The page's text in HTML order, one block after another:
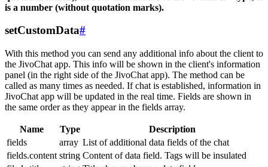
is a number (without quotation marks).
setCustomData#
With this method you can send any additional info about the client to
the JivoChat app. This info will be shown in the client's information
panel (in the right side of the JivoChat app). The method can be
called as many times as needed. If chat is established, information in
JivoChat app will be updated in the real time. Fields are shown in
the same order as they appear in the fields array.
Name Type
Description
fields
array List of additional data fields of the chat
fields.content string Content of data field. Tags will be insulated